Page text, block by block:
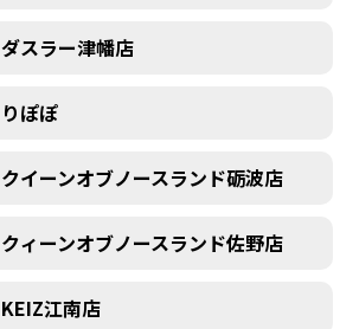
ダスラー津幡店
りぽぽ
クイーンオブノースランド砺波店
クィーンオブノースランド佐野店
KEIZ江南店